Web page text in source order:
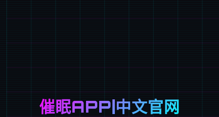
催眠APP|中文官网